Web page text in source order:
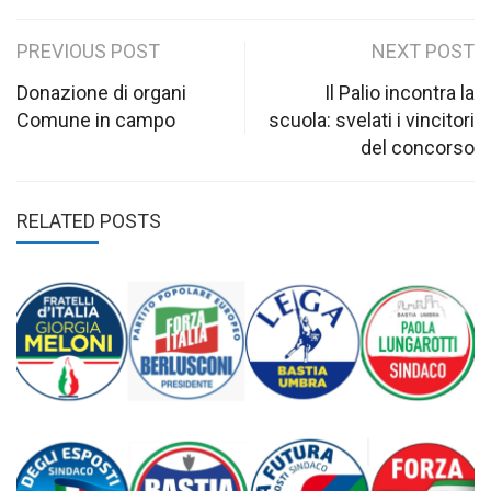
Post
navigation
PREVIOUS POST
Donazione di organi
Comune in campo
NEXT POST
Il Palio incontra la
scuola: svelati i vincitori
del concorso
RELATED POSTS